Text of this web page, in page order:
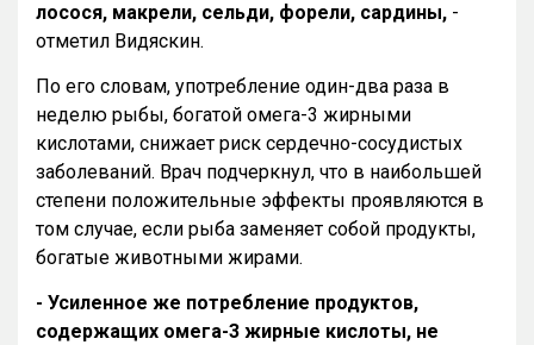
лосося, макрели, сельди, форели, сардины, -
отметил Видяскин.
По его словам, употребление один-два раза в
неделю рыбы, богатой омега-3 жирными
кислотами, снижает риск сердечно-сосудистых
заболеваний. Врач подчеркнул, что в наибольшей
степени положительные эффекты проявляются в
том случае, если рыба заменяет собой продукты,
богатые животными жирами.
- Усиленное же потребление продуктов,
содержащих омега-3 жирные кислоты, не